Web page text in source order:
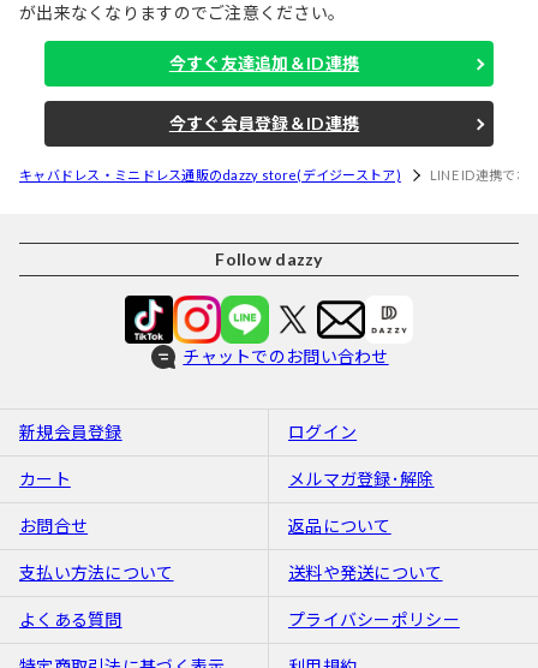
が出来なくなりますのでご注意ください。
今すぐ友達追加＆ID連携
今すぐ会員登録＆ID連携
キャバドレス・ミニドレス通販のdazzy store(デイジーストア) LINE ID連携でお
Follow dazzy
チャットでのお問い合わせ
新規会員登録 ログイン
カート メルマガ登録･解除
お問合せ 返品について
支払い方法について 送料や発送について
よくある質問 プライバシーポリシー